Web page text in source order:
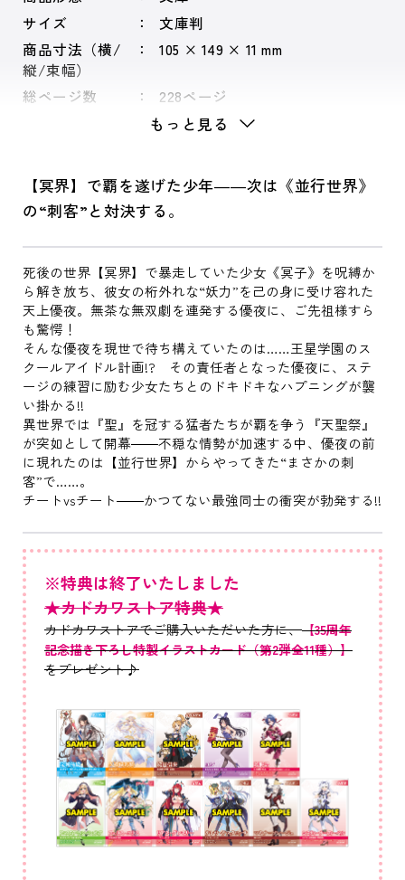
サイズ
文庫判
商品寸法（横/
縦/束幅）
105 × 149 × 11 mm
総ページ数 228ページ
もっと見る
【冥界】で覇を遂げた少年――次は《並行世界》
の“刺客”と対決する。
死後の世界【冥界】で暴走していた少女《冥子》を呪縛か
ら解き放ち、彼女の桁外れな“妖力”を己の身に受け容れた
天上優夜。無茶な無双劇を連発する優夜に、ご先祖様すら
も驚愕！
そんな優夜を現世で待ち構えていたのは……王星学園のス
クールアイドル計画!? その責任者となった優夜に、ステ
ージの練習に励む少女たちとのドキドキなハプニングが襲
い掛かる!!
異世界では『聖』を冠する猛者たちが覇を争う『天聖祭』
が突如として開幕――不穏な情勢が加速する中、優夜の前
に現れたのは【並行世界】からやってきた“まさかの刺
客”で……。
チートvsチート――かつてない最強同士の衝突が勃発する!!
※特典は終了いたしました
★カドカワストア特典★
カドカワストアでご購入いただいた方に、【35周年
記念描き下ろし特製イラストカード（第2弾全11種）】
をプレゼント♪